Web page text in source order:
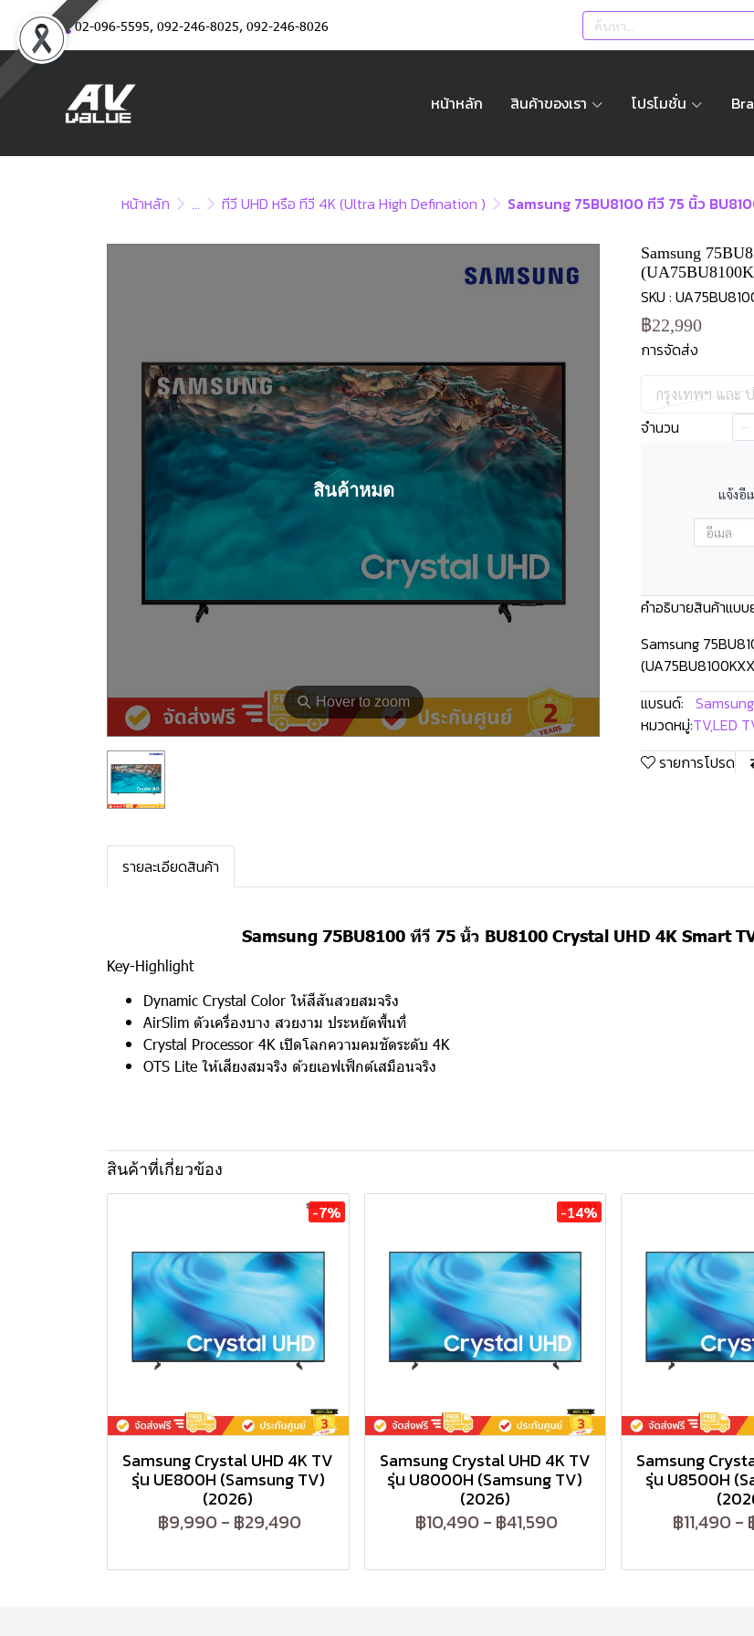
02-096-5595, 092-246-8025, 092-246-8026
หน้าหลัก สินค้าของเรา โปรโมชั่น
หน้าหลัก ... ทีวี UHD หรือ ทีวี 4K (Ultra High Defination ) Samsung 75BU8100 ทีวี 75 นิ้ว
⚲Hover to zoom
สินค้าหมด
Samsung
SKU :
฿22,990
การจัดส่ง
กรุงเทพฯ และ
จำนวน
แจ้งอี
คำอธิบายสินค้าแบบ
Samsung
แบรนด์: Samsung
หมวดหมู่:TV,LED
รายการโปรด
รายละเอียดสินค้า
Samsung 75BU8100 ทีวี 75 นิ้ว BU8100 Crystal UHD 4K Smart
Key-Highlight
Dynamic Crystal Color ให้สีสันสวยสมจริง
AirSlim ตัวเครื่องบาง สวยงาม ประหยัดพื้นที่
Crystal Processor 4K เปิดโลกความคมชัดระดับ 4K
OTS Lite ให้เสียงสมจริง ด้วยเอฟเฟ็กต์เสมือนจริง
สินค้าที่เกี่ยวข้อง
-7%
Samsung Crystal UHD 4K TV
รุ่น UE800H (Samsung TV)
(2026)
฿9,990- ฿29,490
-14%
Samsung Crystal UHD 4K TV
รุ่น U8000H (Samsung TV)
(2026)
฿10,490- ฿41,590
Samsung
รุ่น U8500H
฿11,490-